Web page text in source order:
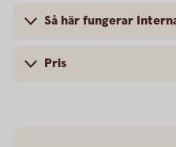
Så här fungerar
Pris